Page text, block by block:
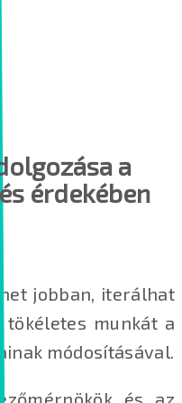
a
érdekében
jobban, iterálhat
tökéletes munkát a
módosításával.
és az